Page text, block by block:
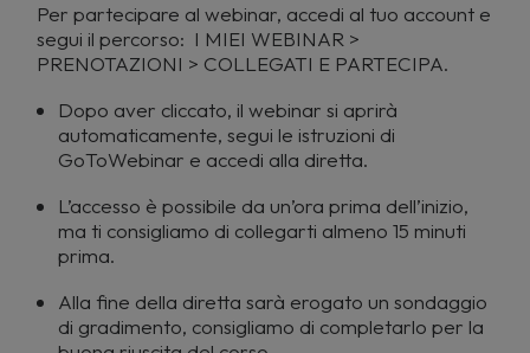
Per partecipare al webinar, accedi al tuo account e
segui il percorso: I MIEI WEBINAR >
PRENOTAZIONI > COLLEGATI E PARTECIPA.
Dopo aver cliccato, il webinar si aprirà
automaticamente, segui le istruzioni di
GoToWebinar e accedi alla diretta.
L’accesso è possibile da un’ora prima dell’inizio,
ma ti consigliamo di collegarti almeno 15 minuti
prima.
Alla fine della diretta sarà erogato un sondaggio
di gradimento, consigliamo di completarlo per la